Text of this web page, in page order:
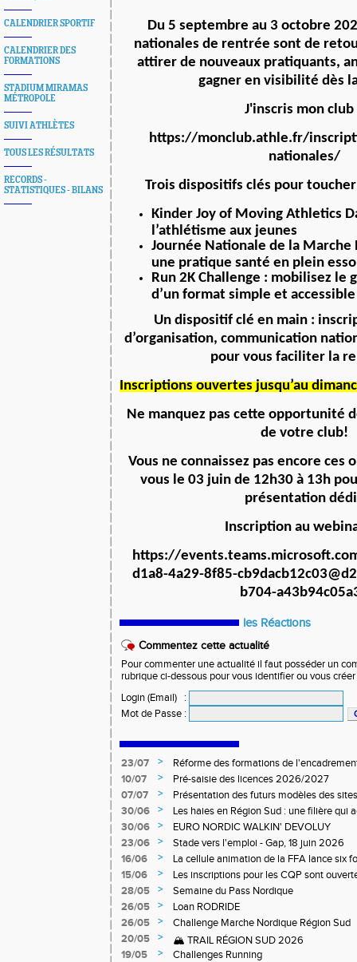
CALENDRIER SPORTIF
CALENDRIER DES
FORMATIONS
STADIUM MIRAMAS
MÉTROPOLE
SUIVI ATHLÈTES
TOUS LES RÉSULTATS
RECORDS -
STATISTIQUES - BILANS
Du 5 septembre au 3 octobre
nationales de rentrée sont de
attirer de nouveaux pratiquants,
gagner en visibilité dès
J'inscris mon
https://monclub.athle.fr/
nationales/
Trois dispositifs clés pour
Kinder Joy of Moving Athletics
l’athlétisme aux jeunes
Journée Nationale de la
une pratique santé en plein
Run 2K Challenge : mobilisez le
d’un format simple et accessible
Un dispositif clé en main :
d’organisation, communication
pour vous faciliter la
Inscriptions ouvertes jusqu’au
Ne manquez pas cette opportunité
de votre club!
Vous ne connaissez pas encore ces
vous le 03 juin de 12h30 à 13h
présentation
Inscription au
https://
d1a8-4a29-8f85-
b704-
les Réactions
Commentez cette actualité
Pour commenter une actualité il faut posséder un
rubrique ci-dessous pour vous identifier ou vous
Login (Email)
:
Mot de Passe :
23/07 >
Réforme des formations de
10/07
>
Pré-saisie des licences 2026/2027
07/07
>
Présentation des futurs modèles des
30/06
>
Les haies en Région Sud : une filière qui
30/06
>
EURO NORDIC WALKIN' DEVOLUY
23/06
>
Stade vers l'emploi - Gap, 18 juin 2026
16/06
>
La cellule animation de la FFA lance six
Niveau 1 et 3 pour ACR Niveau 2)
15/06 >
Les inscriptions pour les CQP sont
Qualification Professionnelle)
28/05 >
Semaine du Pass Nordique
26/05
>
Loan RODRIDE
26/05
>
Challenge Marche Nordique Région Sud
20/05
>
🏔️ TRAIL RÉGION SUD 2026
19/05
>
Challenges Running